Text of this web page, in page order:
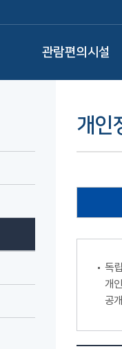
관람편의시설
개인
독
개
공